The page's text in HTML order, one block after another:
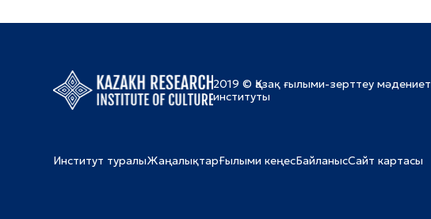
2019 © Қазақ ғылыми-зерттеу мәдениет
институты
Институт туралыЖаңалықтарҒылыми кеңесБайланысСайт картасы